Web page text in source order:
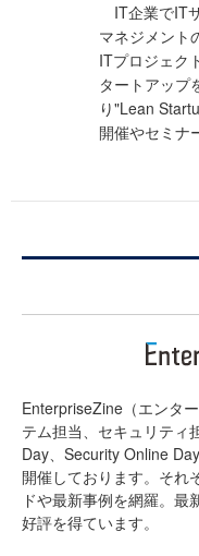
IT企業でIT
マネジメント
ITプロジェク
タートアップ
り"Lean
開催やセミナ
EnterpriseZine（エンタ
テム担当、セキュリティ
Day、Security Online
開催しております。それ
ドや最新事例を網羅。最
好評を得ています。